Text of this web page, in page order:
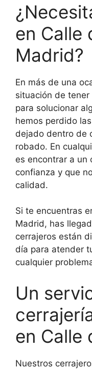
en Calle
Madrid?
En más de una
situación de
para solucionar
hemos perdido
dejado dentro de
robado. En
es encontrar a un
confianza y que
calidad.
Si te encuentras
Madrid, has
cerrajeros están
día para atender
cualquier
Un
en Calle
Nuestros